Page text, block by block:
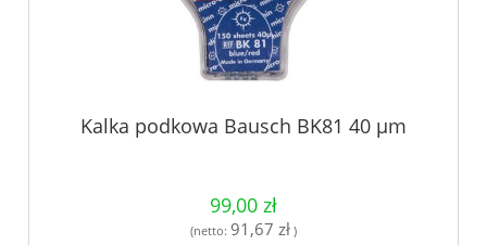
Kalka podkowa Bausch BK81 40 µm
99,00 zł
(netto: 91,67 zł )